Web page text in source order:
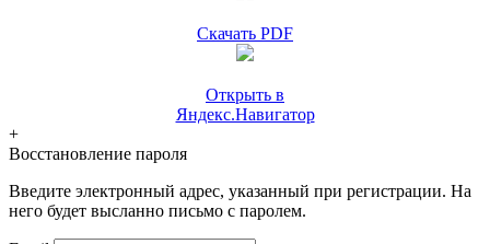
Скачать PDF
Открыть в
Яндекс.Навигатор
+
Восстановление пароля
Введите электронный адрес, указанный при регистрации. На
него будет высланно письмо с паролем.